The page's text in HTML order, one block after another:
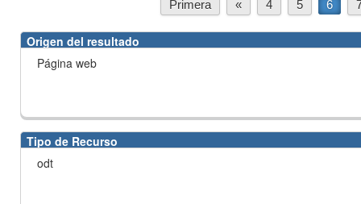
Primera « 4 5 6
Origen del resultado
Página web
Tipo de Recurso
odt